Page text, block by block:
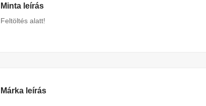
Minta leírás
Feltöltés alatt!
Márka leírás